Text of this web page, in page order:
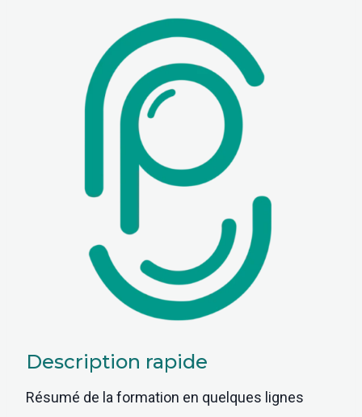
Description rapide
Résumé de la formation en quelques lignes